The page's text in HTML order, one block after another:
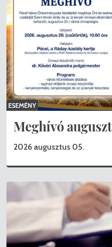
Meghívó
2026 augusztus 05.
ESEMÉNY